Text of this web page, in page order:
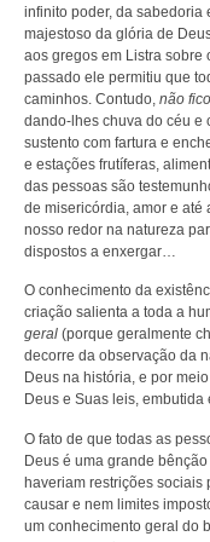
infinito poder, da sabedoria
majestoso da glória de
aos gregos em Listra sobre
passado ele permitiu que
caminhos. Contudo, não
dando-lhes chuva do céu e
sustento com fartura e
e estações frutíferas,
das pessoas são
de misericórdia, amor e até
nosso redor na natureza
dispostos a enxergar…
O conhecimento da
criação salienta a toda a
geral (porque geralmente
decorre da observação da
Deus na história, e por
Deus e Suas leis,
O fato de que todas as
Deus é uma grande
haveriam restrições
causar e nem limites
um conhecimento geral do